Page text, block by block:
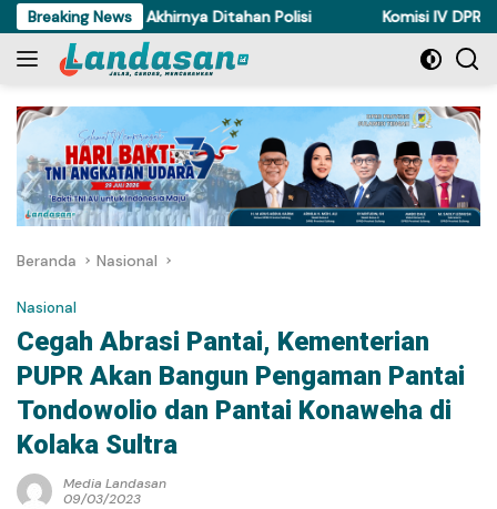
Langsung
ke
konten
Breaking News
di Torue Akhirnya Ditahan Polisi Komisi IV DPRD
Beranda Nasional
Nasional
Cegah Abrasi Pantai, Kementerian
PUPR Akan Bangun Pengaman Pantai
Tondowolio dan Pantai Konaweha di
Kolaka Sultra
Media Landasan
09/03/2023